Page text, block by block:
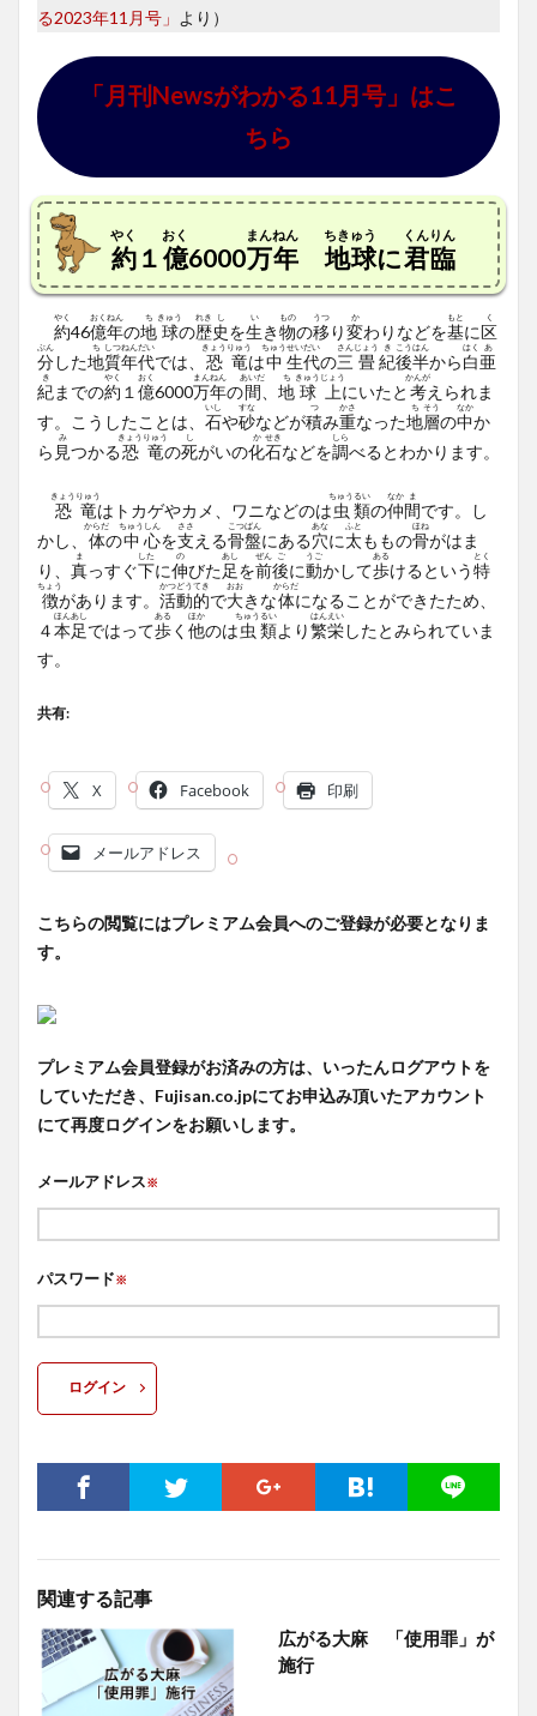
る2023年11月号」 より）
「月刊Newsがわかる11月号」はこ
ちら
約
やく
１ 億
おく
6000万年
まんねん
地球
ちきゅう
に君臨
くんりん
約
やく
46億
おく
年
ねん
の地
ち
球
きゅう
の歴
れき
史
し
を生
い
き物
もの
の移
うつ
り変
か
わりなどを基
もと
に区
く
分
ぶん
した地
ち
質
しつ
年
ねん
代
だい
では、 恐
きょう
竜
りゅう
は中
ちゅう
生
せい
代
だい
の三
さん
畳
じょう
紀
き
後
こう
半
はん
から白
はく
亜
あ
紀
き
までの約
やく
１ 億
おく
6000万
まん
年
ねん
の間
あいだ
地
ち
球
きゅう
上
じょう
にいたと 考
かんが
えられま
す。こうしたことは、 石
いし
や砂
すな
などが積
つ
み重
かさ
なった地
ち
層
そう
の中
なか
か
ら 見
み
つかる恐
きょう
竜
りゅう
の死
し
がいの化
か
石
せき
などを調
しら
べるとわかります。
恐
きょう
竜
りゅう
はトカゲやカメ、ワニなどのは虫
ちゅう
類
るい
の仲
なか
間
ま
です。し
かし、 体
からだ
の中
ちゅう
心
しん
を支
ささ
える骨
こつ
盤
ばん
にある穴
あな
に太
ふと
ももの骨
ほね
がはま
り、 真
ま
っすぐ下
した
に伸
の
びた足
あし
を前
ぜん
後
ご
に動
うご
かして歩
ある
けるという特
とく
徴
ちょう
があります。 活
かつ
動
どう
的
てき
で大
おお
きな体
からだ
になることができたため、
４本
ほん
足
あし
ではって歩
ある
く 他
ほか
のは虫
ちゅう
類
るい
より繁
はん
栄
えい
したとみられていま
す。
共有:
X Facebook 印刷
メールアドレス
こちらの閲覧にはプレミアム会員へのご登録が必要となりま
す。
プレミアム会員登録がお済みの方は、いったんログアウトを
していただき、Fujisan.co.jpにてお申込み頂いたアカウント
にて再度ログインをお願いします。
メールアドレス※
パスワード※
ログイン
関連する記事
広がる大麻 「使用罪」が
施行